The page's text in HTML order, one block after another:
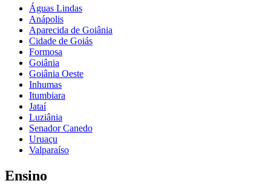
Águas Lindas
Anápolis
Aparecida de Goiânia
Cidade de Goiás
Formosa
Goiânia
Goiânia Oeste
Inhumas
Itumbiara
Jataí
Luziânia
Senador Canedo
Uruaçu
Valparaíso
Ensino